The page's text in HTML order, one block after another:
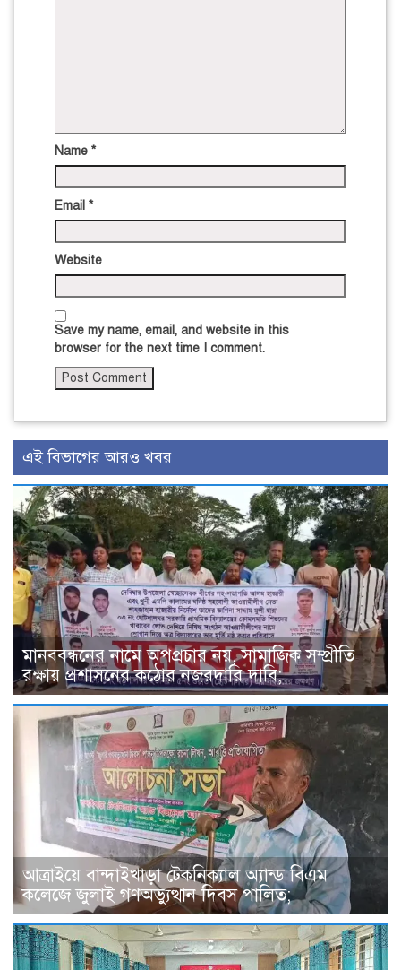
Name *
Email *
Website
Save my name, email, and website in this
browser for the next time I comment.
এই বিভাগের আরও খবর
মানববন্ধনের নামে অপপ্রচার নয়, সামাজিক সম্প্রীতি
রক্ষায় প্রশাসনের কঠোর নজরদারি দাবি;
আত্রাইয়ে বান্দাইখাড়া টেকনিক্যাল অ্যান্ড বিএম
কলেজে জুলাই গণঅভ্যুত্থান দিবস পালিত;